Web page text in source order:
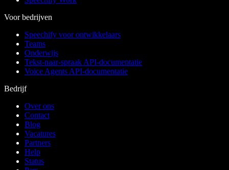
Voor bedrijven
Speechify voor ontwikkelaars
Teams
Onderwijs
Tekst-naar-spraak API-documentatie
Voice Agents API-documentatie
Bedrijf
Over ons
Contact
Blog
Vacatures
Partners
Help
Status